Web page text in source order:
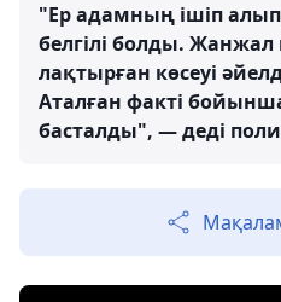
"Ер адамның ішіп
белгілі болды. Жанжал
лақтырған көсеуі
Аталған факті
басталды", — деді